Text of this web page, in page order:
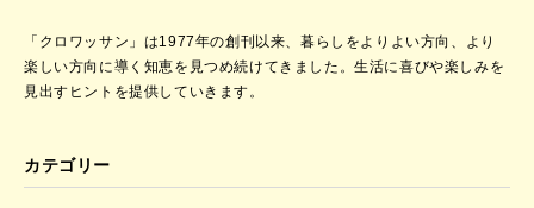
「クロワッサン」は1977年の創刊以来、暮らしをよりよい方向、より
楽しい方向に導く知恵を見つめ続けてきました。生活に喜びや楽しみを
見出すヒントを提供していきます。
カテゴリー